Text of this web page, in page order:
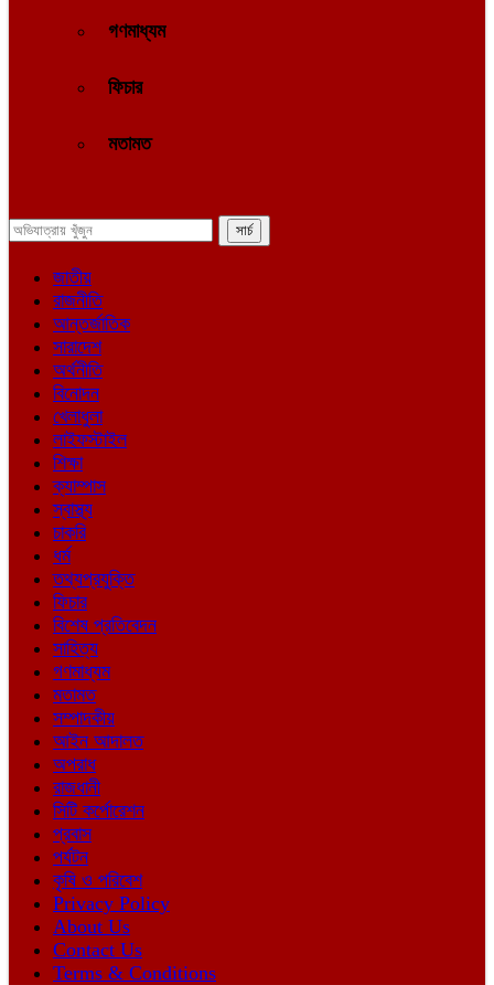
গণমাধ্যম
ফিচার
মতামত
জাতীয়
রাজনীতি
আন্তর্জাতিক
সারাদেশ
অর্থনীতি
বিনোদন
খেলাধুলা
লাইফস্টাইল
শিক্ষা
ক্যাম্পাস
স্বাস্থ্য
চাকরি
ধর্ম
তথ্যপ্রযুক্তি
ফিচার
বিশেষ প্রতিবেদন
সাহিত্য
গণমাধ্যম
মতামত
সম্পাদকীয়
আইন আদালত
অপরাধ
রাজধানী
সিটি কর্পোরেশন
প্রবাস
পর্যটন
কৃষি ও পরিবেশ
Privacy Policy
About Us
Contact Us
Terms & Conditions